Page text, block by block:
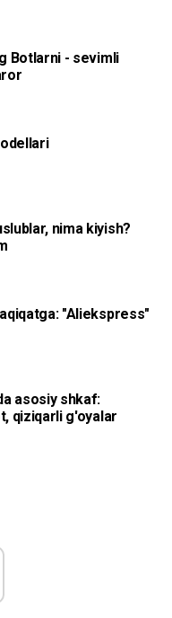
Botlarni - sevimli
nima kiyish?
"Aliekspress"
asosiy shkaf:
qiziqarli g'oyalar